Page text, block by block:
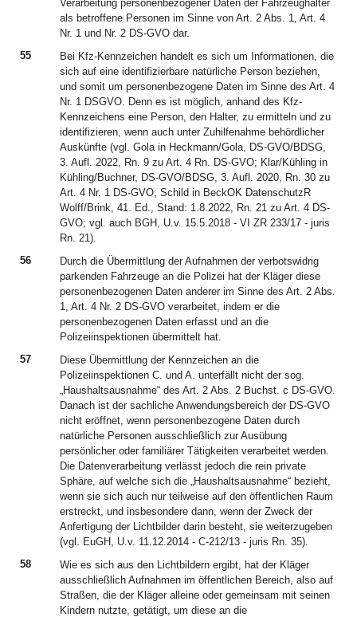
Verarbeitung personenbezogener Daten der Fahrzeughalter
als betroffene Personen im Sinne von Art. 2 Abs. 1, Art. 4
Nr. 1 und Nr. 2 DS-GVO dar.
55
Bei Kfz-Kennzeichen handelt es sich um Informationen, die
sich auf eine identifizierbare natürliche Person beziehen,
und somit um personenbezogene Daten im Sinne des Art. 4
Nr. 1 DSGVO. Denn es ist möglich, anhand des Kfz-
Kennzeichens eine Person, den Halter, zu ermitteln und zu
identifizieren, wenn auch unter Zuhilfenahme behördlicher
Auskünfte (vgl. Gola in Heckmann/Gola, DS-GVO/BDSG,
3. Aufl. 2022, Rn. 9 zu Art. 4 Rn. DS-GVO; Klar/Kühling in
Kühling/Buchner, DS-GVO/BDSG, 3. Aufl. 2020, Rn. 30 zu
Art. 4 Nr. 1 DS-GVO; Schild in BeckOK DatenschutzR
Wolff/Brink, 41. Ed., Stand: 1.8.2022, Rn. 21 zu Art. 4 DS-
GVO; vgl. auch BGH, U.v. 15.5.2018 - VI ZR 233/17 - juris
Rn. 21).
56
Durch die Übermittlung der Aufnahmen der verbotswidrig
parkenden Fahrzeuge an die Polizei hat der Kläger diese
personenbezogenen Daten anderer im Sinne des Art. 2 Abs.
1, Art. 4 Nr. 2 DS-GVO verarbeitet, indem er die
personenbezogenen Daten erfasst und an die
Polizeiinspektionen übermittelt hat.
57
Diese Übermittlung der Kennzeichen an die
Polizeiinspektionen C. und A. unterfällt nicht der sog.
„Haushaltsausnahme“ des Art. 2 Abs. 2 Buchst. c DS-GVO.
Danach ist der sachliche Anwendungsbereich der DS-GVO
nicht eröffnet, wenn personenbezogene Daten durch
natürliche Personen ausschließlich zur Ausübung
persönlicher oder familiärer Tätigkeiten verarbeitet werden.
Die Datenverarbeitung verlässt jedoch die rein private
Sphäre, auf welche sich die „Haushaltsausnahme“ bezieht,
wenn sie sich auch nur teilweise auf den öffentlichen Raum
erstreckt, und insbesondere dann, wenn der Zweck der
Anfertigung der Lichtbilder darin besteht, sie weiterzugeben
(vgl. EuGH, U.v. 11.12.2014 - C-212/13 - juris Rn. 35).
58
Wie es sich aus den Lichtbildern ergibt, hat der Kläger
ausschließlich Aufnahmen im öffentlichen Bereich, also auf
Straßen, die der Kläger alleine oder gemeinsam mit seinen
Kindern nutzte, getätigt, um diese an die